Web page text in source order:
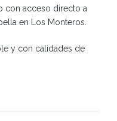
con acceso directo a
en Los Monteros.
y con calidades de
donde puedes